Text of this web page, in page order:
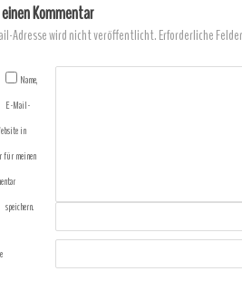
Kommentar
Adresse wird nicht veröffentlicht.Erforderliche
Name,
E-Mail-
in
für meinen
speichern.